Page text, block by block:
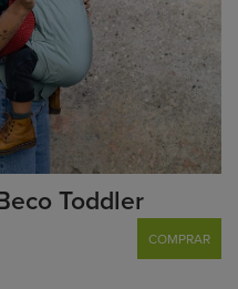
Toddler
COMPRAR